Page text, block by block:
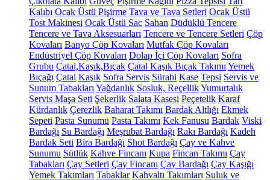
Kalıbı Ocak Üstü Pişirme Tava ve Tava Setleri Ocak Üstü
Tost Makinesi Ocak Üstü Sac Sahan Düdüklü Tencere
Tencere ve Tava Aksesuarları Tencere ve Tencere Setleri Çöp
Kovaları Banyo Çöp Kovaları Mutfak Çöp Kovaları
Endüstriyel Çöp Kovaları Dolap İçi Çöp Kovaları Sofra
Grubu Çatal,Kaşık,Bıçak Çatal Kaşık Bıçak Takımı Yemek
Bıçağı Çatal Kaşık Sofra Servis Sürahi Kase Tepsi Servis ve
Sunum Tabakları Yağdanlık Sosluk, ReçellikYumurtalık
Servis Maşa Seti Şekerlik Salata Kasesi Peçetelik Karaf
Kürdanlık Çerezlik Baharat Takımı Bardak Altlığı Ekmek
Sepeti Pasta Sunumu Pasta Takımı Kek Fanusu Bardak Viski
Bardağı Su Bardağı Meşrubat Bardağı Rakı Bardağı Kadeh
Bardak Seti Bira Bardağı Shot Bardağı Çay ve Kahve
Sunumu Sütlük Kahve Fincanı Kupa Fincan Takımı Çay
Tabakları Çay Setleri Çay Fincanı Çay Bardağı Çay Kaşığı
Yemek Takımları Tabaklar Kahvaltı Takımları Suluk ve